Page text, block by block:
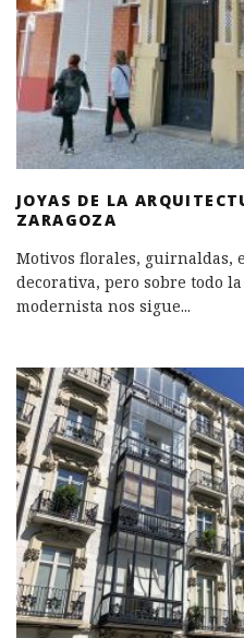
JOYAS DE LA
ZARAGOZA
Motivos florales, guirnaldas,
decorativa, pero sobre todo
modernista nos sigue...